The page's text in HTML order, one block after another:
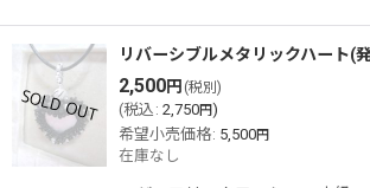
リバーシブルメタリックハート(発
2,500円 (税別)
(税込 : 2,750円)
希望小売価格: 5,500円
在庫なし